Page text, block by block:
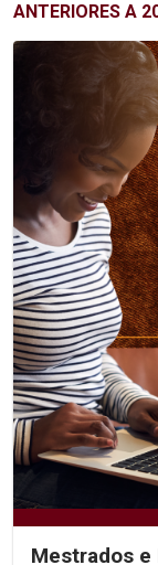
ANTERIORES A
Mestrados e